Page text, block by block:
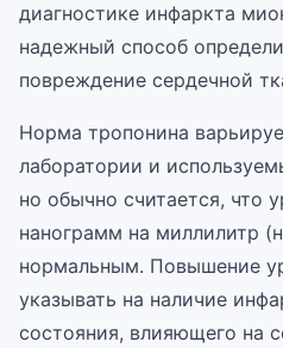
диагностике инфаркта
надежный способ
повреждение сердечной
Норма тропонина
лаборатории и
но обычно считается, что
нанограмм на миллилитр
нормальным. Повышение
указывать на наличие
состояния, влияющего на